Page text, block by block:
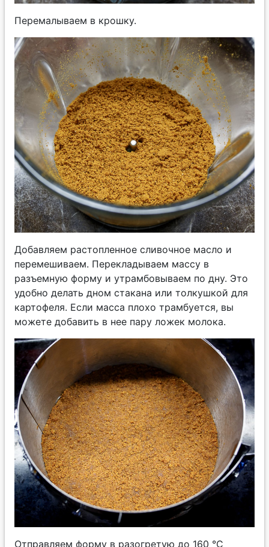
Перемалываем в крошку.
Добавляем растопленное сливочное масло и
перемешиваем. Перекладываем массу в
разъемную форму и утрамбовываем по дну. Это
удобно делать дном стакана или толкушкой для
картофеля. Если масса плохо трамбуется, вы
можете добавить в нее пару ложек молока.
Отправляем форму в разогретую до 160 °С